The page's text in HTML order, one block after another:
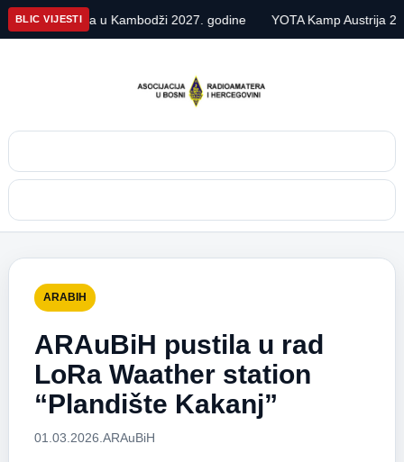
BLIC VIJESTIu Kambodži 2027. godine YOTA Kamp Austrija 2026
ARABIH
ARAuBiH pustila u rad
LoRa Waather station
“Plandište Kakanj”
01.03.2026. ARAuBiH